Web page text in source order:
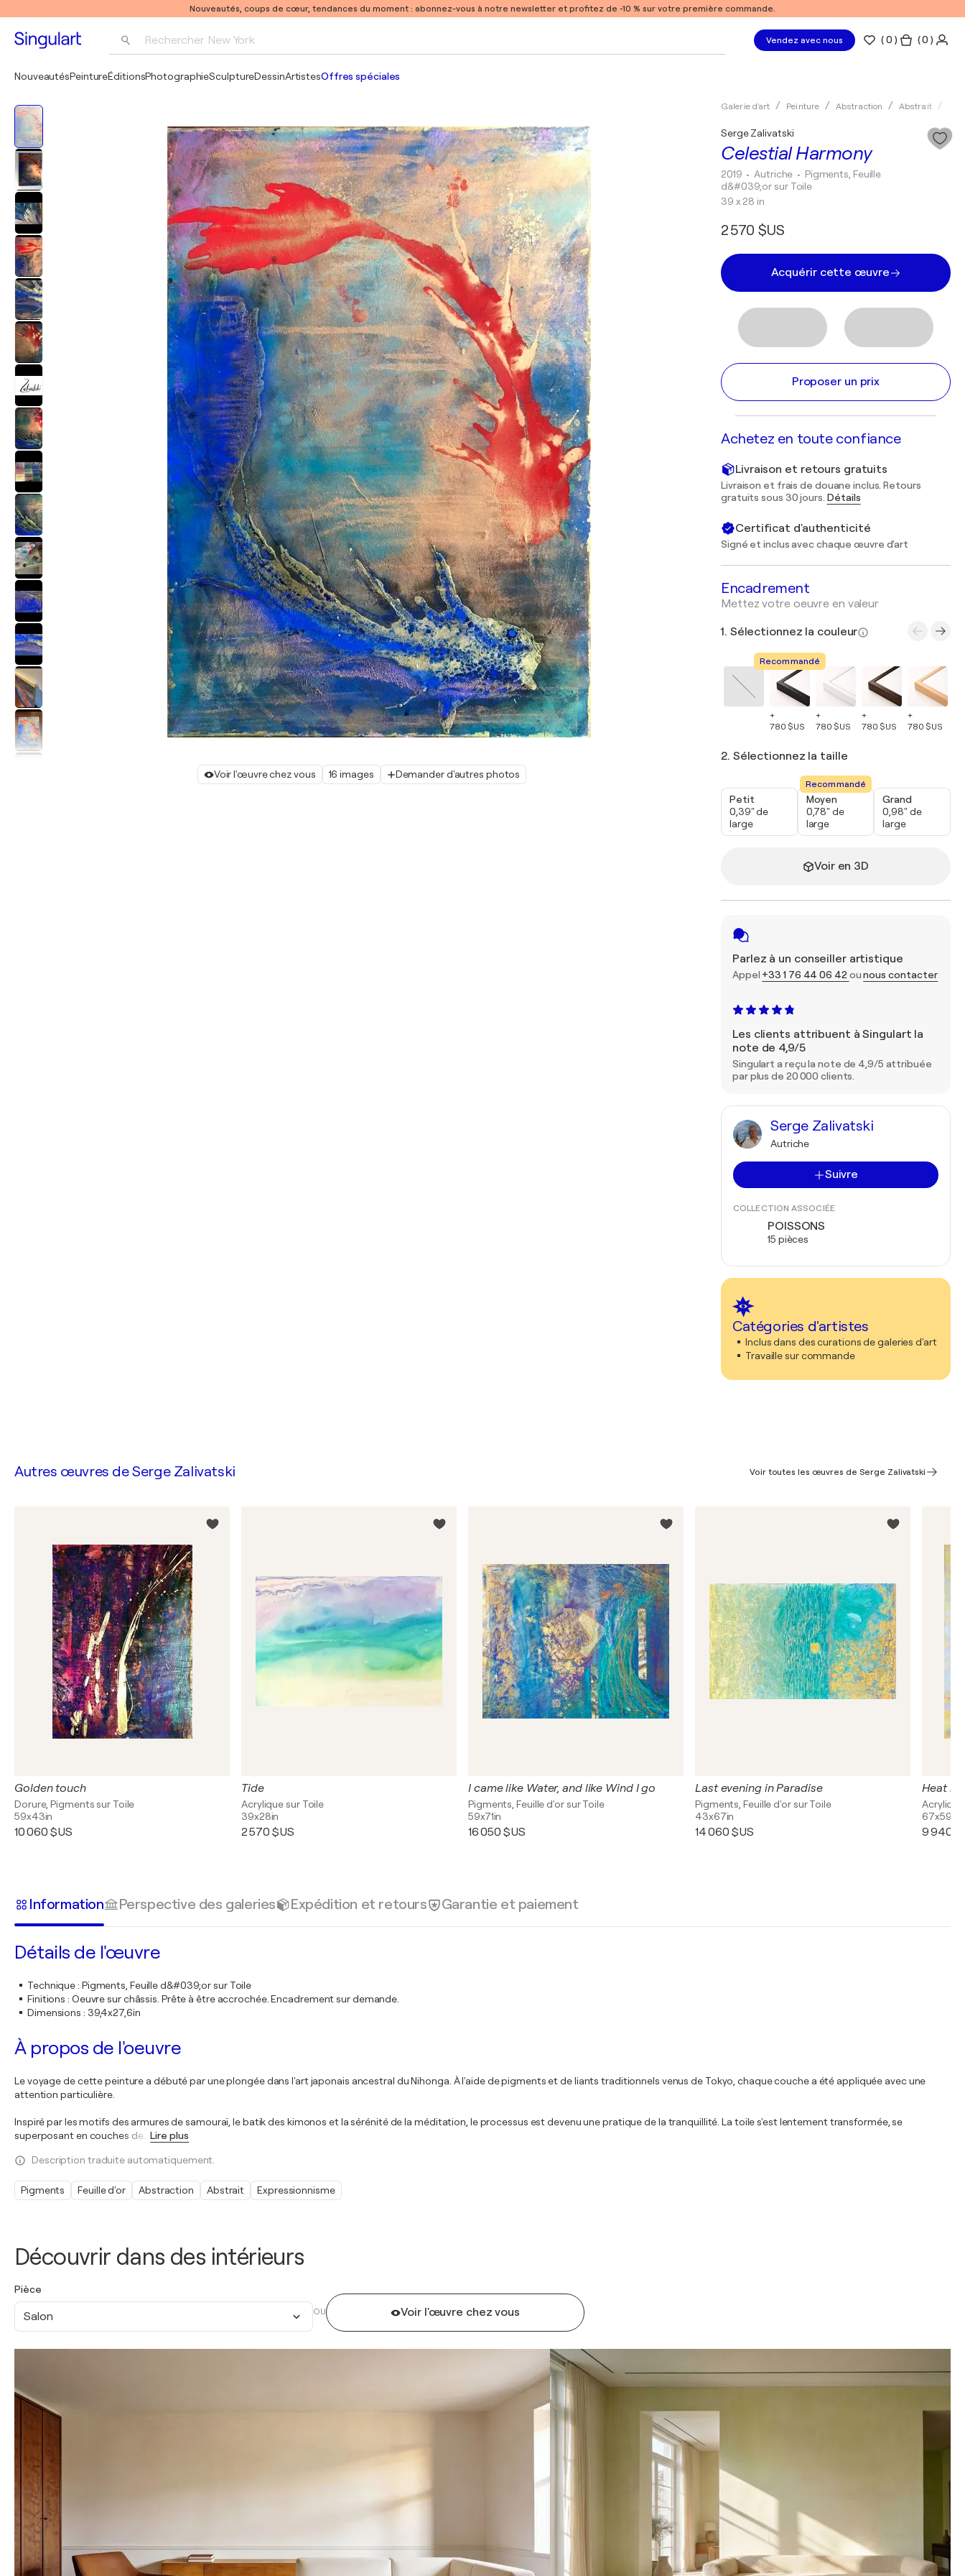
Nouveautés, coups de cœur, tendances du moment : abonnez-vous à notre newsletter et profitez de -10 % sur votre première commande.
Rechercher New York
Pablo Picasso
Vendez avec nous (0 ) ( 0 )
NouveautésPeintureÉditionsPhotographieSculptureDessinArtistesOffres spéciales
Voir l'œuvre chez vous 16 images Demander d'autres photos
Galerie d'art Peinture Abstraction Abstrait
Celestial Harmony
Serge Zalivatski
2019 • Autriche • Pigments, Feuille
d&#039;or sur Toile
39 x 28 in
2 570 $US
Acquérir cette œuvre
Proposer un prix
Achetez en toute confiance
Livraison et retours gratuits
Livraison et frais de douane inclus. Retours
gratuits sous 30 jours. Détails
Certificat d'authenticité
Signé et inclus avec chaque œuvre d'art
Encadrement
Mettez votre oeuvre en valeur
1. Sélectionnez la couleur
Recommandé
+
780 $US
+
780 $US
+
780 $US
+
780 $US
2. Sélectionnez la taille
Petit
0,39" de
large
Recommandé
Moyen
0,78" de
large
Grand
0,98" de
large
Voir en 3D
Parlez à un conseiller artistique
Appel +33 1 76 44 06 42 ounous contacter
Les clients attribuent à Singulart la
note de 4,9/5
Singulart a reçu la note de 4,9/5 attribuée
par plus de 20 000 clients.
Serge Zalivatski
Autriche
Suivre
COLLECTION ASSOCIÉE
POISSONS
15 pièces
Catégories d'artistes
Inclus dans des curations de galeries d'art
Travaille sur commande
Découvrir dans des intérieurs
Pièce
Salon OU Voir l'œuvre chez vous
Autres œuvres deSerge Zalivatski Voir toutes les œuvres de Serge Zalivatski
Golden touch
Dorure, Pigments sur Toile
59x43in
10 060 $US
Tide
Acrylique sur Toile
39x28in
2 570 $US
I came like Water, and like Wind I go
Pigments, Feuille d'or sur Toile
59x71in
16 050 $US
Last evening in Paradise
Pigments, Feuille d'or sur Toile
43x67in
14 060 $US
Heat in
67x59in
9 940
Information Perspective des galeries Expédition et retours Garantie et paiement
Détails de l'œuvre
Technique: Pigments, Feuille d&#039;or sur Toile
Finitions : Oeuvre sur châssis. Prête à être accrochée. Encadrement sur demande.
Dimensions : 39,4x27,6in
À propos de l'oeuvre
Le voyage de cette peinture a débuté par une plongée dans l'art japonais ancestral du Nihonga. À l'aide de pigments et de liants traditionnels venus de Tokyo, chaque couche a été appliquée avec une
attention particulière.
Inspiré par les motifs des armures de samouraï, le batik des kimonos et la sérénité de la méditation, le processus est devenu une pratique de la tranquillité. La toile s'est lentement transformée, se
superposant en couches de
Lire plus
Description traduite automatiquement.
Pigments Feuille d'or Abstraction Abstrait Expressionnisme